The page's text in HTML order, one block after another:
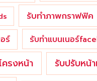
รับทำภาพกราฟฟิค
ร์ รับทำแบนเนอร์
รงหน้า รับปรับหน้า